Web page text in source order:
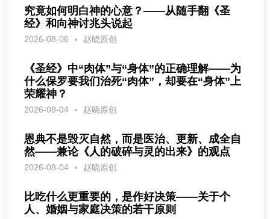
究竟如何明白神的心意？——从随手翻《圣
经》和向神讨兆头说起
2026-08-06 赵晓原创
《圣经》中“肉体”与“身体”的正确理解——为
什么保罗要我们治死“肉体”，却要在“身体”上
荣耀神？
2026-08-04 赵晓原创
恩典不是毁灭自然，而是医治、更新、成全自
然——兼论《人的破碎与灵的出来》的观点
2026-08-04 赵晓原创
比吃什么更重要的，是作好决策——关于个
人、婚姻与家庭决策的若干原则